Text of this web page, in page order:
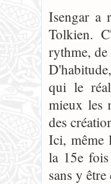
Isengar a
Tolkien.
rythme, de
qui le
mieux les
des
Ici, même
la 15e fois
sans y